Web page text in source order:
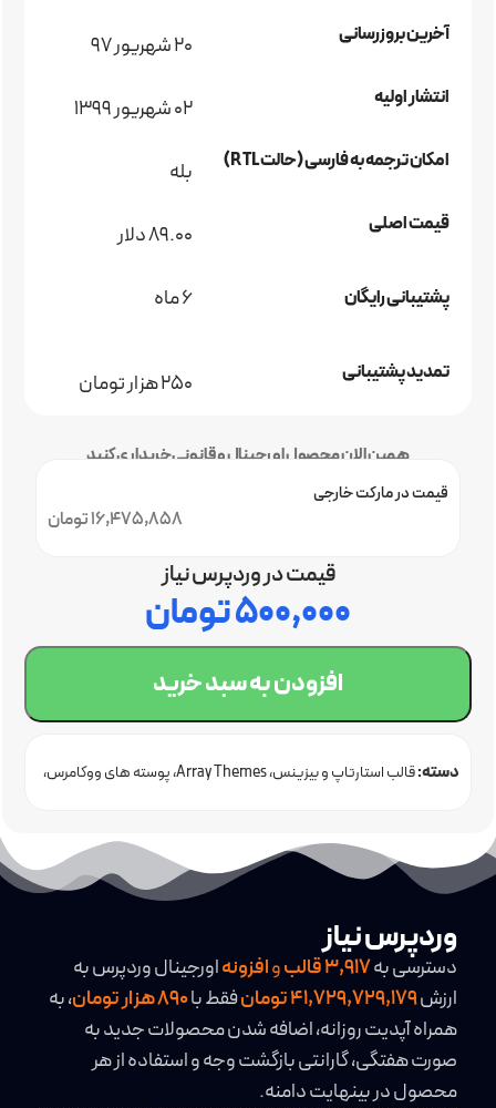
آخرین بروزرسانی ۲۰ شهریور ۹۷
انتشار اولیه 02 شهریور 1399
امکان ترجمه به فارسی (حالت RTL) بله
قیمت اصلی 89.00 دلار
پشتیبانی رایگان 6 ماه
تمدید پشتیبانی 250 هزار تومان
همین الان محصول اورجینال و قانونی خریداری کنید
16,475,858 تومان
قیمت در مارکت خارجی
قیمت در وردپرس نیاز
۵۰۰,۰۰۰تومان
افزودن به سبد خرید
دسته:قالب استارتاپ و بیزینس Array Themes پوسته های ووکامرس
وردپرس نیاز
دسترسی به3,917قالبوافزونهاورجینال وردپرس به
ارزش41,729,729,179 تومان فقط با
، به
همراه آپدیت روزانه، اضافه شدن محصولات جدید به
صورت هفتگی، گارانتی بازگشت وجه و استفاده از هر
محصول در بینهایت دامنه.